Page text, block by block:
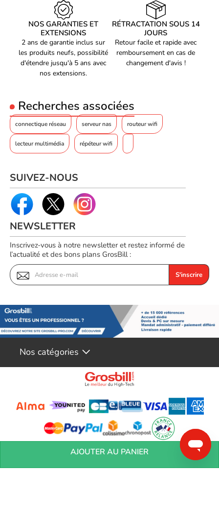
AJOUTER AU PANIER
Compatible fibre
monomodule (FMN)
Oui
CARACTÉRISTIQUES
Couleur du produit Bleu, Acier inoxydable
DONNÉES LOGISTIQUES
4711103085677
Référence produit
01706066
Référence constructeur
QXG-ES10G1T
Voir produits Qnap
Voir les switch Qnap
NOS GARANTIES ET
EXTENSIONS
2 ans de garantie inclus sur
les produits neufs, possibilité
d'étendre jusqu'à 5 ans avec
nos extensions.
RÉTRACTATION SOUS 14
JOURS
Retour facile et rapide avec
remboursement en cas de
changement d'avis !
Recherches associées
connectique réseau serveur nas routeur wifi
lecteur multimédia répéteur wifi
SUIVEZ-NOUS
NEWSLETTER
Inscrivez-vous à notre newsletter et restez informé de
l’actualité et des bons plans GrosBill :
S'inscrire
Nos catégories
Conditions générales de réservation Conditions générales de vente
Mentions
Vos informations personnelles Préférences Cookies
Aide &